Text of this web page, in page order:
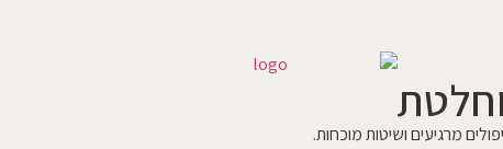
מרגיעים ושיטות מוכחות.